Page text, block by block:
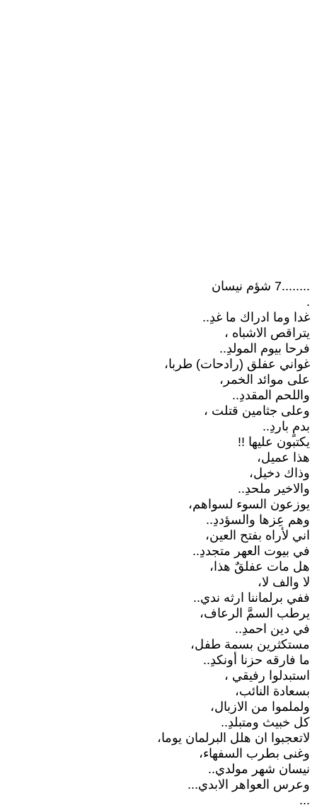
........7 شؤم نيسان
.
غدا وما ادراك ما غدِ..
يتراقص الاشباه ،
فرحا بيوم المولدِ..
غواني عفلق (رادحات) طربا،
على موائد الخمر،
واللحم المقددِ..
وعلى جثامين قتلت ،
بدمٍ باردِ..
يكتبون عليها !!
هذا عميل،
وذاك دخيل،
والاخير ملحدِ..
يوزعون السوء لسواهم،
وهم عِزها والسؤددِ..
اني لأراه بفتح العين،
في بيوت العهر متجددِ..
هل مات عفلقٌ هذا،
لا والف لا،
ففي برلماننا ارثه ندي..
يرطب السمَّ الرعاف،
في دين احمدِ..
مستكثرين بسمة طفل،
ما فارقه حزنا أونكدِ..
استبدلوا رفيقي ،
بسعادة النائب،
ولملموا من الازبال،
كل خبيث ومتبلدِ..
لاتعجبوا ان هلل البرلمان يوما،
وغنى بطرب السفهاء،
نيسان شهر مولدي..
وعرس العواهر الابدي...
...